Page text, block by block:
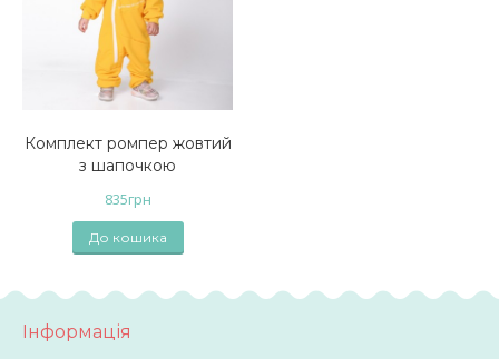
Комплект ромпер жовтий
з шапочкою
835грн
До кошика
Інформація